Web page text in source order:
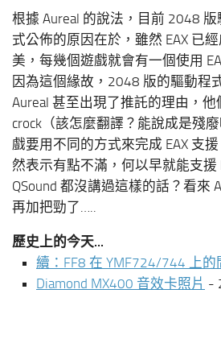
根據 Aureal 的說法，目前 2048
式公佈的原因在於，雖然 EAX 已
美，每幾個遊戲就會有一個使用
因為這個緣故，2048 版的驅動程
Aureal 甚至出現了推託的理由，他
crock（該怎麼翻譯？能說成是殘
戲要用不同的方式來完成 EAX 支
然表示有點不滿，何以早就能支援
QSound 都沒講過這樣的話？看來
再加把勁了…..
歷史上的今天...
續：FF8 在 YMF724/744 上的
Diamond MX400 音效卡照片 -